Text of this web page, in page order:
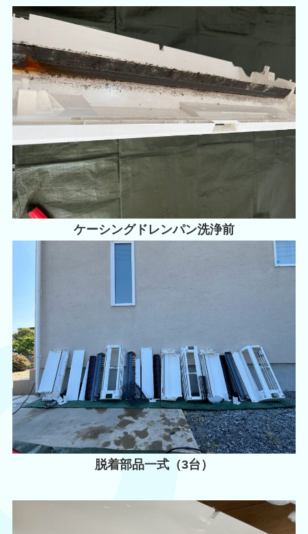
ケーシングドレンパン洗浄前
脱着部品一式（3台）